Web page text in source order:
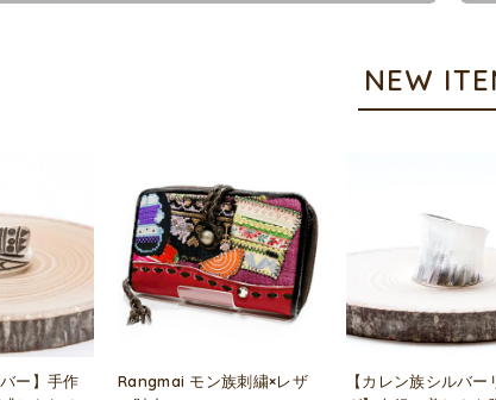
NEW
ー】手作
Rangmai モン族刺繍×レザ
【カレン族シルバー